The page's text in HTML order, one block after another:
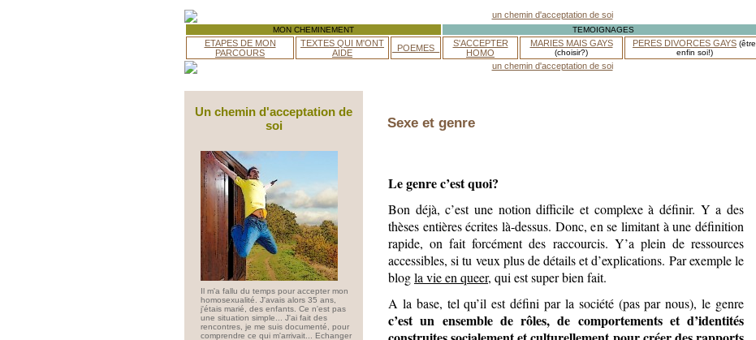
MON CHEMINEMENT TEMOIGNAGES
ETAPES DE MON
PARCOURS
TEXTES QUI M'ONT
AIDE
_POEMES_
S'ACCEPTER
HOMO
MARIES MAIS GAYS
(choisir?)
PERES DIVORCES GAYS (être
enfin soi!)
Un chemin d'acceptation de
soi
Il m'a fallu du temps pour accepter mon
homosexualité. J'avais alors 35 ans,
j'étais marié, des enfants. Ce n'est pas
une situation simple... J'ai fait des
rencontres, je me suis documenté, pour
comprendre ce qui m'arrivait... Echanger
Sexe et genre
Le genre c’est quoi?
Bon déjà, c’est une notion difficile et complexe à définir. Y a des
thèses entières écrites là-dessus. Donc, en se limitant à une définition
rapide, on fait forcément des raccourcis. Y’a plein de ressources
accessibles, si tu veux plus de détails et d’explications. Par exemple le
blogla vie en queer, qui est super bien fait.
A la base, tel qu’il est défini par la société (pas par nous), le genre
c’est un ensemble de rôles, de comportements et d’identités